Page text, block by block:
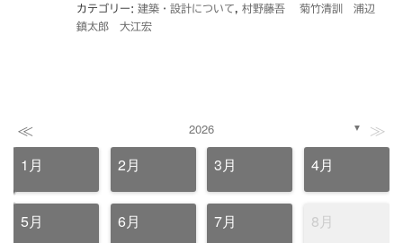
カテゴリー: 建築・設計について, 村野藤吾 菊竹清訓 浦辺
鎮太郎 大江宏
≪ 2026 ▼ ≫
1月 2月 3月 4月
5月 6月 7月 8月